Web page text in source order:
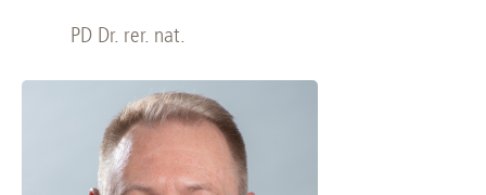
PD Dr. rer. nat.